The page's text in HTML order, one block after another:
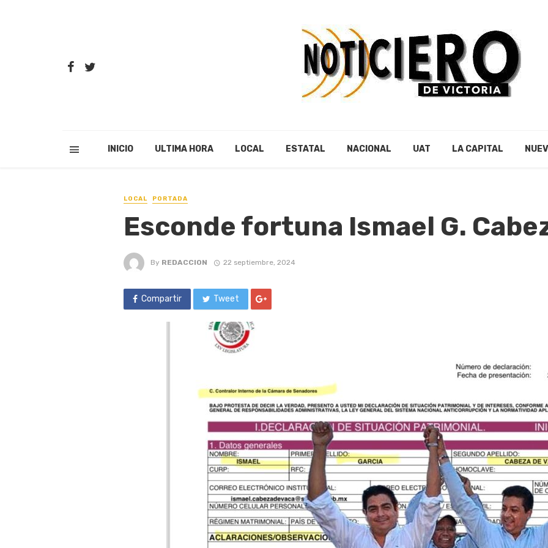
INICIO ULTIMA HORA LOCAL ESTATAL NACIONAL UAT LA CAPITAL
LOCAL PORTADA
Esconde fortuna Ismael G.
By REDACCION 22 septiembre, 2024
Compartir Tweet